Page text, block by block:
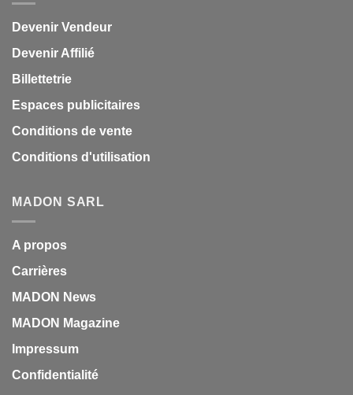
Devenir Vendeur
Devenir Affilié
Billettetrie
Espaces publicitaires
Conditions de vente
Conditions d'utilisation
MADON SARL
A propos
Carrières
MADON News
MADON Magazine
Impressum
Confidentialité